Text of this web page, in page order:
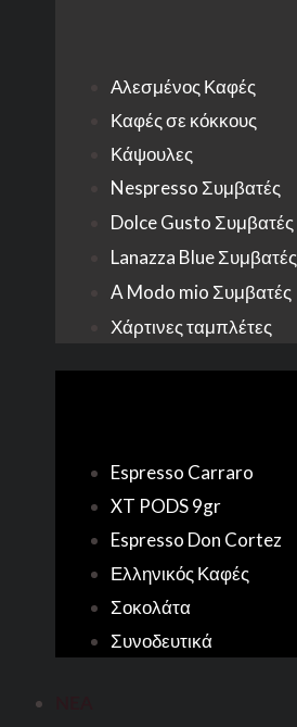
Αλεσμένος Καφές
Καφές σε κόκκους
Κάψουλες
Nespresso Συμβατές
Dolce Gusto Συμβατές
Lanazza Blue Συμβατές
A Modo mio Συμβατές
Χάρτινες ταμπλέτες
Espresso Carraro
XT PODS 9gr
Espresso Don Cortez
Ελληνικός Καφές
Σοκολάτα
Συνοδευτικά